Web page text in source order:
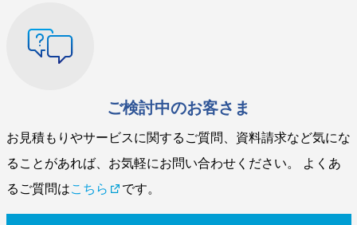
ご検討中のお客さま
お見積もりやサービスに関するご質問、資料請求など気にな
ることがあれば、お気軽にお問い合わせください。 よくあ
るご質問はこちら です。